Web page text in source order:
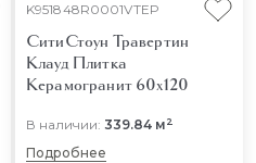
K951848R0001VTEP
СитиСтоун Травертин
Клауд Плитка
Керамогранит 60x120
В наличии: 339.84 м2
Подробнее